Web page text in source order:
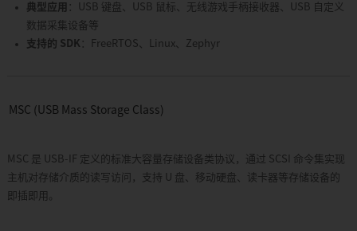
安
全
性
R-
Ameba-
Claw
AI
典型应用 ：USB 键盘、USB 鼠标、无线游戏手柄接收器、USB 自定义
数据采集设备等
支持的 SDK ：FreeRTOS、Linux、Zephyr
MSC (USB Mass Storage Class)
MSC 是 USB-IF 定义的标准大容量存储设备类协议，通过 SCSI 命令集实现
主机对存储介质的读写访问，支持 U 盘、移动硬盘、读卡器等存储设备的
即插即用。